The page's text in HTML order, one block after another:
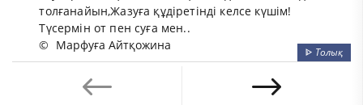
толғанайын,Жазуға құдіретінді келсе күшім!
Түсермін от пен суға мен..
© Марфуға Айтқожина ᐈ Толық